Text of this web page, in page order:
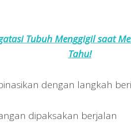
Tubuh Menggigil saat
Tahu!
dengan langkah
dipaksakan berjalan